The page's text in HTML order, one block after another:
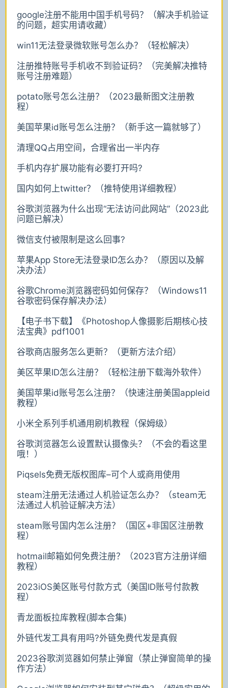
google注册不能用中国手机号码？（解决手机验证
的问题，超实用请收藏）
win11无法登录微软账号怎么办？（轻松解决）
注册推特账号手机收不到验证码？（完美解决推特
账号注册难题）
potato账号怎么注册？（2023最新图文注册教
程）
美国苹果id账号怎么注册？（新手这一篇就够了）
清理QQ占用空间，合理省出一半内存
手机内存扩展功能有必要打开吗?
国内如何上twitter？（推特使用详细教程）
谷歌浏览器为什么出现“无法访问此网站”（2023此
问题已解决）
微信支付被限制是这么回事?
苹果App Store无法登录ID怎么办？（原因以及解
决办法）
谷歌Chrome浏览器密码如何保存？（Windows11
谷歌密码保存解决办法）
【电子书下载】《Photoshop人像摄影后期核心技
法宝典》pdf1001
谷歌商店服务怎么更新？（更新方法介绍）
美区苹果ID怎么注册？（轻松注册下载海外软件）
美国苹果id账号怎么注册？（快速注册美国appleid
教程）
小米全系列手机通用刷机教程（保姆级）
谷歌浏览器怎么设置默认摄像头？（不会的看这里
哦！）
Piqsels免费无版权图库–可个人或商用使用
steam注册无法通过人机验证怎么办？（steam无
法通过人机验证解决方法）
steam账号国内怎么注册？（国区+非国区注册教
程）
hotmail邮箱如何免费注册？（2023官方注册详细
教程）
2023iOS美区账号付款方式（美国ID账号付款教
程）
青龙面板拉库教程(脚本合集)
外链代发工具有用吗?外链免费代发是真假
2023谷歌浏览器如何禁止弹窗（禁止弹窗简单的操
作方法）